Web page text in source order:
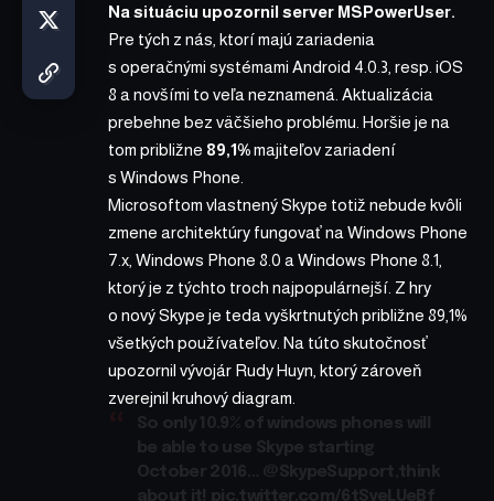
Na situáciu upozornil server MSPowerUser.
Pre tých z nás, ktorí majú zariadenia
s operačnými systémami Android 4.0.3, resp. iOS
8 a novšími to veľa neznamená. Aktualizácia
prebehne bez väčšieho problému. Horšie je na
tom približne 89,1%majiteľov zariadení
s Windows Phone.
Microsoftom vlastnený Skype totiž nebude kvôli
zmene architektúry fungovať na Windows Phone
7.x, Windows Phone 8.0 a Windows Phone 8.1,
ktorý je z týchto troch najpopulárnejší. Z hry
o nový Skype je teda vyškrtnutých približne 89,1%
všetkých používateľov. Na túto skutočnosť
upozornil vývojár Rudy Huyn, ktorý zároveň
zverejnil kruhový diagram.